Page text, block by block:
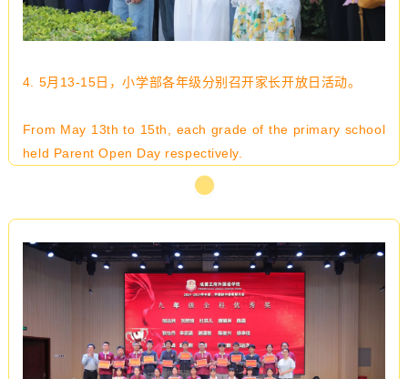
4. 5月13-15日，小学部各年级分别召开家长开放日活动。
From May 13th to 15th, each grade of the primary school
held Parent Open Day respectively.